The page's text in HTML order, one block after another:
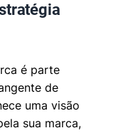
é parte
de
uma visão
sua marca,